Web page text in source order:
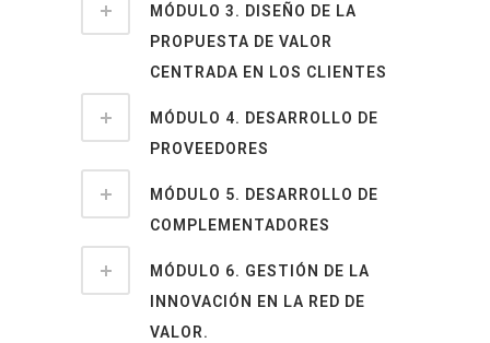
MÓDULO 3. DISEÑO DE LA
PROPUESTA DE VALOR
CENTRADA EN LOS CLIENTES
MÓDULO 4. DESARROLLO DE
PROVEEDORES
MÓDULO 5. DESARROLLO DE
COMPLEMENTADORES
MÓDULO 6. GESTIÓN DE LA
INNOVACIÓN EN LA RED DE
VALOR.